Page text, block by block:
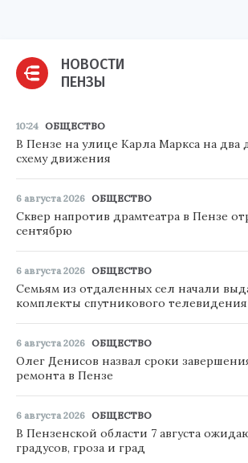
НОВОСТИ
ПЕНЗЫ
10:24 ОБЩЕСТВО
В Пензе на улице Карла Маркса на два
схему движения
6 августа 2026 ОБЩЕСТВО
Сквер напротив драмтеатра в Пензе
сентябрю
6 августа 2026 ОБЩЕСТВО
Семьям из отдаленных сел начали
комплекты спутникового телевидения
6 августа 2026 ОБЩЕСТВО
Олег Денисов назвал сроки
ремонта в Пензе
6 августа 2026 ОБЩЕСТВО
В Пензенской области 7 августа
градусов, гроза и град